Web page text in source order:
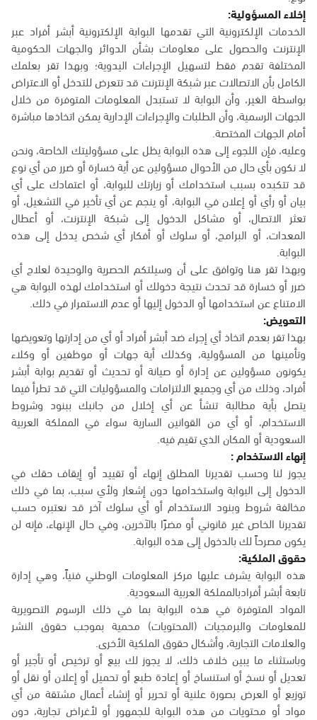
إخلاء المسؤولية:
الخدمات الإلكترونية التي تقدمها البوابة الإلكترونية أبشر أفراد عبر
الإنترنت والحصول على معلومات بشأن الدوائر والجهات الحكومية
المختلفة تقدم فقط لتسهيل الإجراءات اليدوية؛ وبهذا تقر بعلمك
الكامل بأن الاتصالات عبر شبكة الإنترنت قد تتعرض للتدخل أو الاعتراض
بواسطة الغير، وأن البوابة لا تستبدل المعلومات المتوفرة من خلال
الجهات الرسمية، وأن الطلبات والإجراءات الإدارية يمكن اتخاذها مباشرة
أمام الجهات المختصة.
وعليه، فإن اللجوء إلى هذه البوابة يظل على مسؤوليتك الخاصة، ونحن
لا نكون بأي حال من الأحوال مسؤولين عن أية خسارة أو ضرر من أي نوع
قد تتكبده بسبب استخدامك أو زيارتك للبوابة، أو اعتمادك على أي
بيان أو رأي أو إعلان في البوابة، أو ينجم عن أي تأخير في التشغيل، أو
تعثر الاتصال، أو مشاكل الدخول إلى شبكة الإنترنت، أو أعطال
المعدات، أو البرامج، أو سلوك أو أفكار أي شخص يدخل إلى هذه
البوابة.
وبهذا تقر هنا وتوافق على أن وسيلتكم الحصرية والوحيدة لعلاج أي
ضرر أو خسارة قد تحدث نتيجة دخولك أو استخدامك لهذه البوابة هي
الامتناع عن استخدامها أو الدخول إليها أو عدم الاستمرار في ذلك.
التعويض:
بهذا تقر بعدم اتخاذ أي إجراء ضد أبشر أفراد أو أي من إدارتها وتعويضها
وتأمينها من المسؤولية، وكذلك أية جهات أو موظفين أو وكلاء
يكونون مسؤولين عن إدارة أو صيانة أو تحديث أو تقديم بوابة أبشر
أفراد، وذلك من أي وجميع الالتزامات والمسؤوليات التي قد تطرأ فيما
يتصل بأية مطالبة تنشأ عن أي إخلال من جانبك ببنود وشروط
الاستخدام، أو أي من القوانين السارية سواء في المملكة العربية
السعودية أو المكان الذي تقيم فيه.
إنهاء الاستخدام :
يجوز لنا وحسب تقديرنا المطلق إنهاء أو تقييد أو إيقاف حقك في
الدخول إلى البوابة واستخدامها دون إشعار ولأي سبب، بما في ذلك
مخالفة شروط وبنود الاستخدام أو أي سلوك آخر قد نعتبره حسب
تقديرنا الخاص غير قانوني أو مضرًا بالآخرين، وفي حال الإنهاء، فإنه لن
يكون مصرحاً لك بالدخول إلى هذه البوابة.
حقوق الملكية:
هذه البوابة يشرف عليها مركز المعلومات الوطني فنياً، وهي إدارة
تابعة أبشر أفرادبالمملكة العربية السعودية.
المواد المتوفرة في هذه البوابة بما في ذلك الرسوم التصويرية
للمعلومات والبرمجيات (المحتويات) محمية بموجب حقوق النشر
والعلامات التجارية، وأشكال حقوق الملكية الأخرى.
وباستثناء ما يبين خلاف ذلك، لا يجوز لك بيع أو ترخيص أو تأجير أو
تعديل أو نسخ أو استنساخ أو إعادة طبع أو تحميل أو إعلان أو نقل أو
توزيع أو العرض بصورة علنية أو تحرير أو إنشاء أعمال مشتقة من أي
مواد أو محتويات من هذه البوابة للجمهور أو لأغراض تجارية، دون